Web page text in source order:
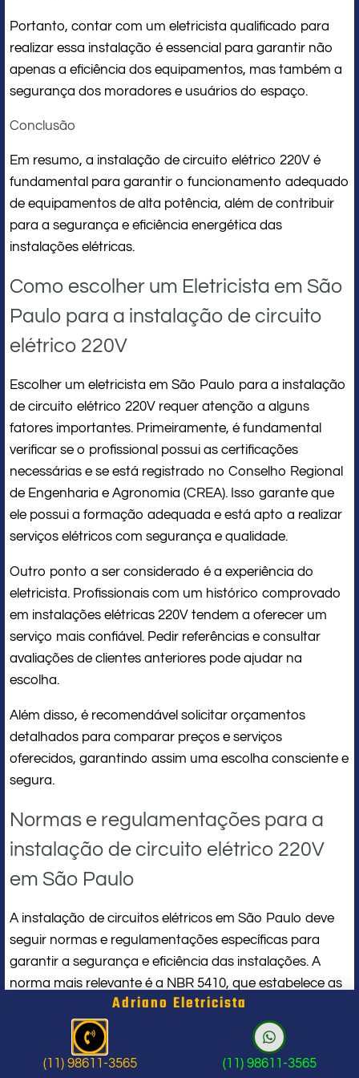
Portanto, contar com um eletricista qualificado para
realizar essa instalação é essencial para garantir não
apenas a eficiência dos equipamentos, mas também a
segurança dos moradores e usuários do espaço.
Conclusão
Em resumo, a instalação de circuito elétrico 220V é
fundamental para garantir o funcionamento adequado
de equipamentos de alta potência, além de contribuir
para a segurança e eficiência energética das
instalações elétricas.
Como escolher um Eletricista em São
Paulo para a instalação de circuito
elétrico 220V
Escolher um eletricista em São Paulo para a instalação
de circuito elétrico 220V requer atenção a alguns
fatores importantes. Primeiramente, é fundamental
verificar se o profissional possui as certificações
necessárias e se está registrado no Conselho Regional
de Engenharia e Agronomia (CREA). Isso garante que
ele possui a formação adequada e está apto a realizar
serviços elétricos com segurança e qualidade.
Outro ponto a ser considerado é a experiência do
eletricista. Profissionais com um histórico comprovado
em instalações elétricas 220V tendem a oferecer um
serviço mais confiável. Pedir referências e consultar
avaliações de clientes anteriores pode ajudar na
escolha.
Além disso, é recomendável solicitar orçamentos
detalhados para comparar preços e serviços
oferecidos, garantindo assim uma escolha consciente e
segura.
Normas e regulamentações para a
instalação de circuito elétrico 220V
em São Paulo
A instalação de circuitos elétricos em São Paulo deve
seguir normas e regulamentações específicas para
garantir a segurança e eficiência das instalações. A
norma mais relevante é a NBR 5410, que estabelece as
diretrizes para as instalações elétricas de baixa tensão.
Essa norma abrange aspectos como
dimensionamento de condutores, proteção contra
sobrecargas e curto-circuitos, além de requisitos para
Adriano Eletricista
(11) 98611-3565 (11) 98611-3565